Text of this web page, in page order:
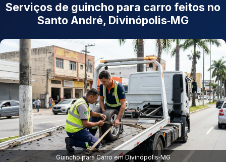
Serviços de guincho para carro feitos no
Santo André, Divinópolis‑MG
Guincho para Carro em Divinópolis‑MG